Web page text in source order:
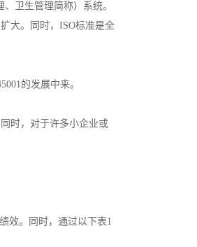
卫生管理简称）系统。
大。同时，ISO标准是全
的发展中来。
时，对于许多小企业或
效。同时，通过以下表1